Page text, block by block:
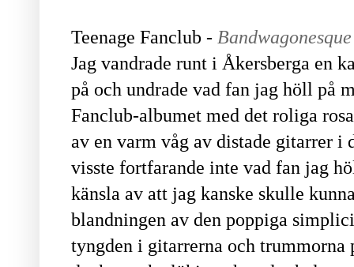
Teenage Fanclub - Bandwagonesque
Jag vandrade runt i Åkersberga en
på och undrade vad fan jag höll på
Fanclub-albumet med det roliga
av en varm våg av distade gitarrer i
visste fortfarande inte vad fan jag
känsla av att jag kanske skulle
blandningen av den poppiga
tyngden i gitarrerna och trummorna